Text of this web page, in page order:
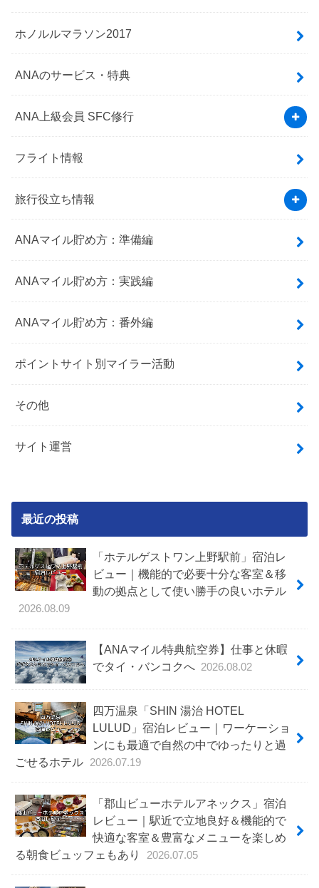
ホノルルマラソン2017
ANAのサービス・特典
ANA上級会員 SFC修行
フライト情報
旅行役立ち情報
ANAマイル貯め方：準備編
ANAマイル貯め方：実践編
ANAマイル貯め方：番外編
ポイントサイト別マイラー活動
その他
サイト運営
最近の投稿
「ホテルゲストワン上野駅前」宿泊レ
ビュー｜機能的で必要十分な客室＆移
動の拠点として使い勝手の良いホテル
2026.08.09
【ANAマイル特典航空券】仕事と休暇
でタイ・バンコクへ 2026.08.02
四万温泉「SHIN 湯治 HOTEL
LULUD」宿泊レビュー｜ワーケーショ
ンにも最適で自然の中でゆったりと過
ごせるホテル
2026.07.19
「郡山ビューホテルアネックス」宿泊
レビュー｜駅近で立地良好＆機能的で
快適な客室＆豊富なメニューを楽しめ
る朝食ビュッフェもあり
2026.07.05